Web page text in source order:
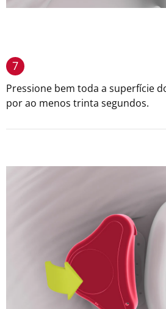
7
Pressione bem toda a superfície
por ao menos trinta segundos.